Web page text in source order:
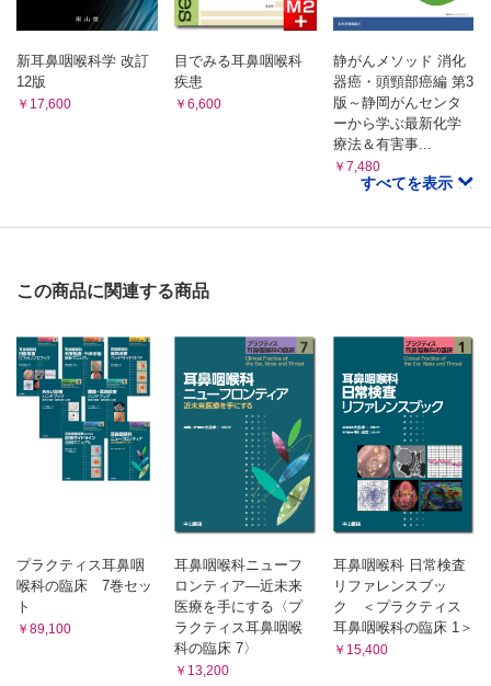
耳下腺がん （多田雄一郎）
B．甲状腺疾患
慢性・亜急性甲状腺炎 （伊藤 充）
バセドウ病 （赤水尚史）
甲状腺乳頭がん・濾胞がん・未分化がん （手島直則）
頭頸部がんに対するがん光免疫療法（頭頸部アルミノックス
リハビリテーション （古川竜也）
D．悪性リンパ腫
悪性リンパ腫 （家根旦有）
MTX関連リンパ増殖性疾患 （大月直樹）
7章 関連領域
抗菌薬 （大路 剛）
インフルエンザ （増田佐和子）
新型コロナウイルス感染症 （木村百合香）
内視鏡感染防御 （齋藤康一郎）
肺血栓塞栓症 （森 健太）
周術期の抗凝固療法 （高木妙子，木村丈司，矢野育子）
造影剤の使い方 （神田知紀）
輸血 （島田覚生，江木盛時）
高齢者の薬物療法 （秋下雅弘）
妊産婦・授乳婦への投薬 （神田昌子，熊澤惠一，大須賀
新耳鼻咽喉科学 改訂
12版
￥17,600
目でみる耳鼻咽喉科
疾患
￥6,600
静がんメソッド 消化
器癌・頭頸部癌編 第3
版～静岡がんセンタ
ーから学ぶ最新化学
療法＆有害事...
￥7,480
すべてを表示
この商品に関連する商品
プラクティス耳鼻咽
喉科の臨床 7巻セッ
ト
￥89,100
耳鼻咽喉科ニューフ
ロンティア―近未来
医療を手にする〈プ
ラクティス耳鼻咽喉
科の臨床 7〉
￥13,200
耳鼻咽喉科 日常検査
リファレンスブッ
ク ＜プラクティス
耳鼻咽喉科の臨床 1＞
￥15,400